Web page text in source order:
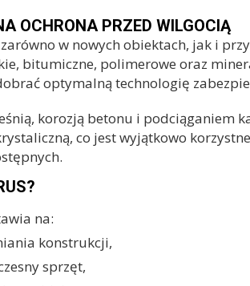
OCHRONA PRZED WILGOCIĄ
w nowych obiektach, jak i
bitumiczne, polimerowe oraz
optymalną technologię
korozją betonu i podciąganiem
, co jest wyjątkowo
na:
konstrukcji,
sprzęt,